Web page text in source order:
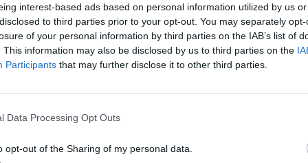
interest-based ads based on personal information utilized by us
to third parties prior to your opt-out. You may separately
of your personal information by third parties on the IAB’s list of
This information may also be disclosed by us to third parties on the
Participants that may further disclose it to other third parties.
Data Processing Opt Outs
opt-out of the Sharing of my personal data.
και ο Μπίλυ δεν έρχονται αντιμέτωποι με ένα
μία κοινωνία, ένα σύστημα που έχει πλέον
προσπαθούν να απεγκλωβιστούν από αυτό. Γίνονται
τίποτα να πει, γιατί τα έχει πει όλα. Γιατί έχει
Για το μέλλον τους που στέκεται αβέβαιο και
ανάμεσα στις τόσες βοές και συναναστροφές.
απορεί για τις επιλογές που έγιναν εκβιασμοί. Μονάχα
που τελικά απομένει.